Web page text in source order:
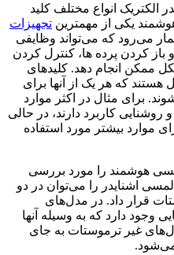
الکتریک انواع مختلف کلید
یکی از مهمترین تجهیزات
می‌رود که می‌تواند وظایفی
باز کردن پرده ها، کنترل کردن
ممکن انجام دهد. کلیدهای
اشنایدر الکتریک دارای ۲ تا ۸ پل هستند که هر یک از آنها برای
برای مثال در اکثر موارد
روشنایی کاربرد دارند، در حالی
موارد بیشتر مورد استفاده
هوشمند را مورد بررسی
اشنایدر را می‌توان در دو
قرار داد. در مدل‌های
وجود دارد که به وسیله آنها
غیر ترموستات به جای
می‌شود.